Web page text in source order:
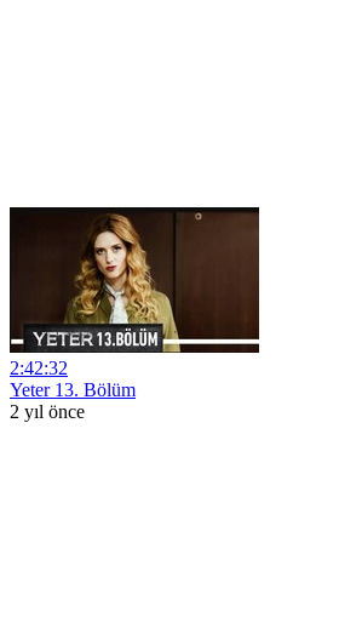
2:42:32
Yeter 13. Bölüm
2 yıl önce